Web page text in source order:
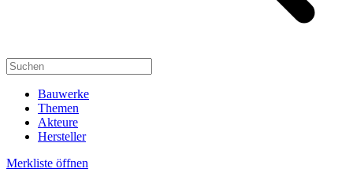
Bauwerke
Themen
Akteure
Hersteller
Merkliste öffnen